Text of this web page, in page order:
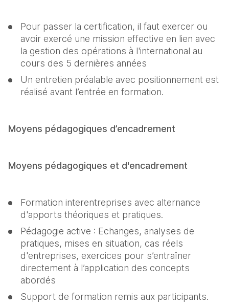
Pour passer la certification, il faut exercer ou
avoir exercé une mission effective en lien avec
la gestion des opérations à l'international au
cours des 5 dernières années
Un entretien préalable avec positionnement est
réalisé avant l’entrée en formation.
Moyens pédagogiques d’encadrement
Moyens pédagogiques et d'encadrement
Formation interentreprises avec alternance
d'apports théoriques et pratiques.
Pédagogie active : Echanges, analyses de
pratiques, mises en situation, cas réels
d'entreprises, exercices pour s’entraîner
directement à l’application des concepts
abordés
Support de formation remis aux participants.